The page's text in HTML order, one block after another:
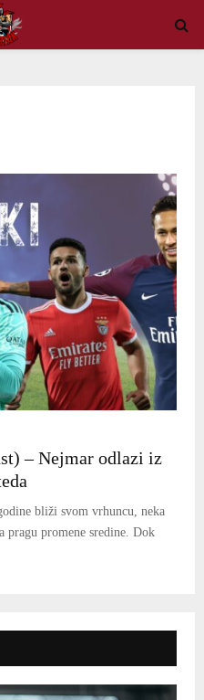
– Nejmar odlazi iz
bliži svom vrhuncu, neka
pragu promene sredine. Dok